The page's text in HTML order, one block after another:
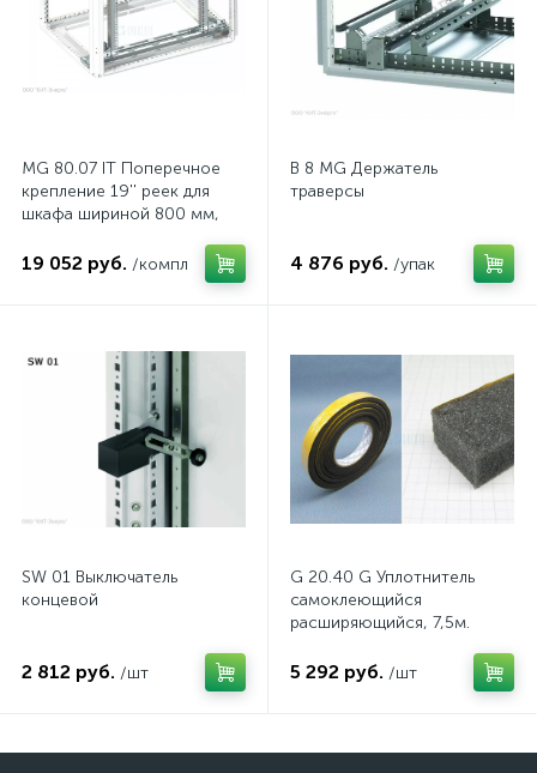
MG 80.07 IT Поперечное
крепление 19'' реек для
шкафа шириной 800 мм,
19 052 руб. /компл
B 8 MG Держатель
траверсы
4 876 руб. /упак
SW 01 Выключатель
концевой
2 812 руб. /шт
G 20.40 G Уплотнитель
самоклеющийся
расширяющийся, 7,5м.
5 292 руб. /шт